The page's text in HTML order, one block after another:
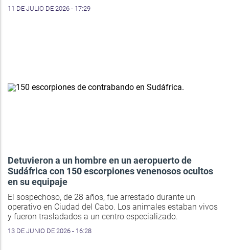
11 DE JULIO DE 2026 - 17:29
Detuvieron a un hombre en un aeropuerto de
Sudáfrica con 150 escorpiones venenosos ocultos
en su equipaje
El sospechoso, de 28 años, fue arrestado durante un
operativo en Ciudad del Cabo. Los animales estaban vivos
y fueron trasladados a un centro especializado.
13 DE JUNIO DE 2026 - 16:28